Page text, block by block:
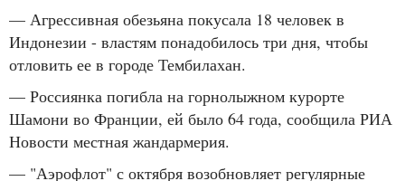
— Агрессивная обезьяна покусала 18 человек в
Индонезии - властям понадобилось три дня, чтобы
отловить ее в городе Тембилахан.
— Россиянка погибла на горнолыжном курорте
Шамони во Франции, ей было 64 года, сообщила РИА
Новости местная жандармерия.
— "Аэрофлот" с октября возобновляет регулярные